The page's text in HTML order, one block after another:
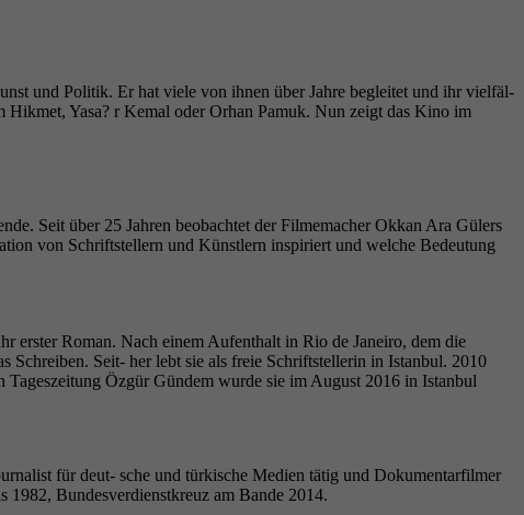
und Politik. Er hat viele von ihnen über Jahre begleitet und ihr vielfäl-
Hikmet, Yasa? r Kemal oder Orhan Pamuk. Nun zeigt das Kino im
Seit über 25 Jahren beobachtet der Filmemacher Okkan Ara Gülers
von Schriftstellern und Künstlern inspiriert und welche Bedeutung
erster Roman. Nach einem Aufenthalt in Rio de Janeiro, dem die
Schreiben. Seit- her lebt sie als freie Schriftstellerin in Istanbul. 2010
Özgür Gündem wurde sie im August 2016 in Istanbul
für deut- sche und türkische Medien tätig und Dokumentarfilmer
Bundesverdienstkreuz am Bande 2014.